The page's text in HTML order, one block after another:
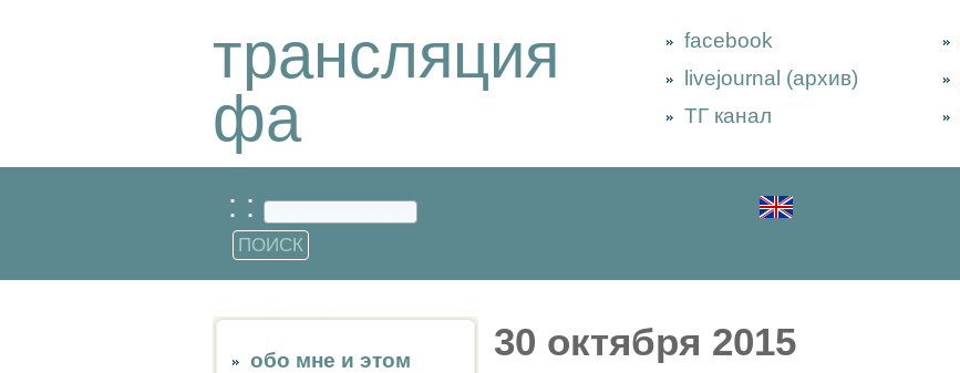
трансляция
фа
facebook
livejournal (архив)
ТГ канал
: :
обо мне и этом
30 октября 2015